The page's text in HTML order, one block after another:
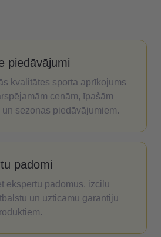
piedāvājumi
kvalitātes sporta aprīkojums
cenām, īpašām
un sezonas piedāvājumiem.
padomi
ekspertu padomus, izcilu
un uzticamu garantiju